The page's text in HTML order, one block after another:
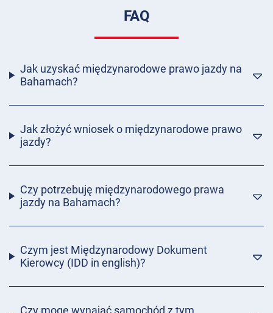
FAQ
Jak uzyskać międzynarodowe prawo jazdy na
Bahamach?
Jak złożyć wniosek o międzynarodowe prawo
jazdy?
Czy potrzebuję międzynarodowego prawa
jazdy na Bahamach?
Czym jest Międzynarodowy Dokument
Kierowcy (IDD in english)?